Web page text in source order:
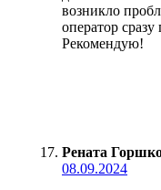
возникло
оператор
Рекомендую!
Рената
08.09.2024